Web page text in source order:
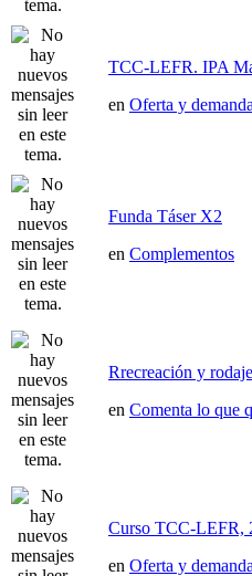
TCC-LEFR. IPA
en Oferta y demanda
Funda Táser X2
en Complementos
Rrecreación y
en Comenta lo que
Curso TCC-LEFR,
en Oferta y demanda